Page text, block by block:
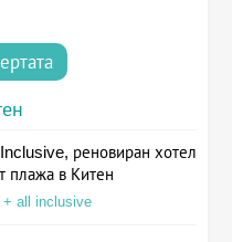
реновиран хотел
плажа в Китен
+ all inclusive